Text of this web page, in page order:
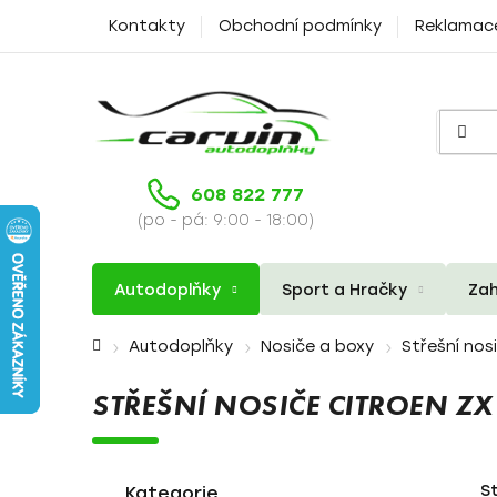
Kontakty Obchodní podmínky
608 822 777
(po - pá: 9:00 - 18:00)
Autodoplňky Sport a Hračky
Domů Autodoplňky Nosiče a boxy Střešní
STŘEŠNÍ NOSIČE